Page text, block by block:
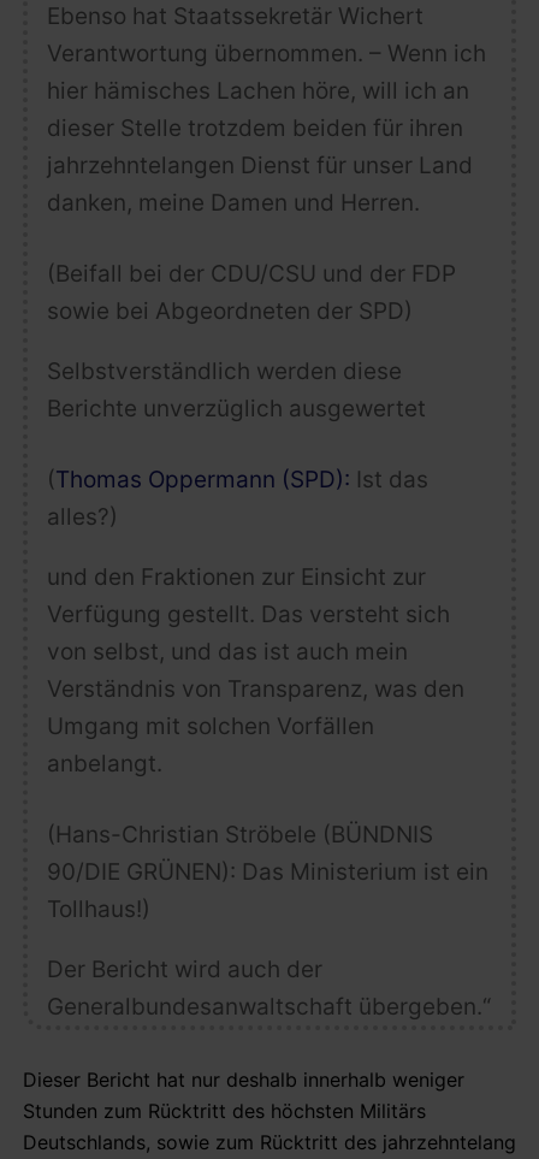
Ebenso hat Staatssekretär Wichert
Verantwortung übernommen. – Wenn ich
hier hämisches Lachen höre, will ich an
dieser Stelle trotzdem beiden für ihren
jahrzehntelangen Dienst für unser Land
danken, meine Damen und Herren.
(Beifall bei der CDU/CSU und der FDP
sowie bei Abgeordneten der SPD)
Selbstverständlich werden diese
Berichte unverzüglich ausgewertet
(Thomas Oppermann (SPD): Ist das
alles?)
und den Fraktionen zur Einsicht zur
Verfügung gestellt. Das versteht sich
von selbst, und das ist auch mein
Verständnis von Transparenz, was den
Umgang mit solchen Vorfällen
anbelangt.
(Hans-Christian Ströbele (BÜNDNIS
90/DIE GRÜNEN): Das Ministerium ist ein
Tollhaus!)
Der Bericht wird auch der
Generalbundesanwaltschaft übergeben.“
Dieser Bericht hat nur deshalb innerhalb weniger
Stunden zum Rücktritt des höchsten Militärs
Deutschlands, sowie zum Rücktritt des jahrzehntelang